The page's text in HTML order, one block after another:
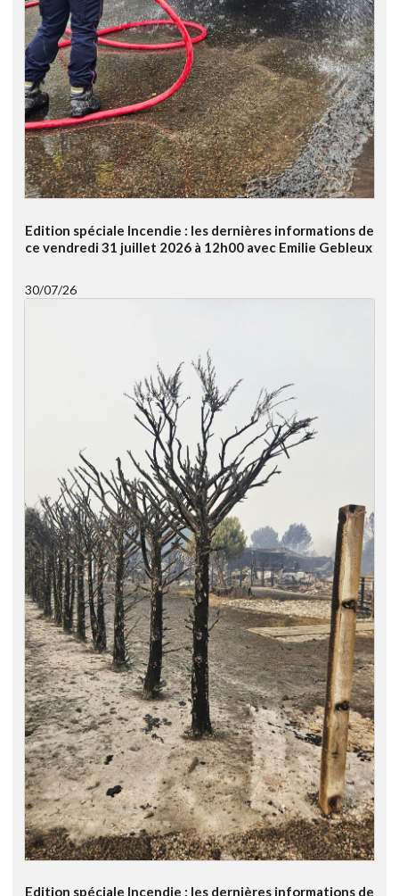
Edition spéciale Incendie : les dernières informations de
ce vendredi 31 juillet 2026 à 12h00 avec Emilie Gebleux
30/07/26
Edition spéciale Incendie : les dernières informations de